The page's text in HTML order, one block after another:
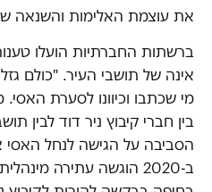
את עוצמת האלימות והשנאה
ברשתות החברתיות הועלו
אינה של תושבי העיר. "כולם
בין חברי קיבוץ ניר דוד לבין
הסביבה על הגישה לנחל האסי
ב-2020 הוגשה עתירה